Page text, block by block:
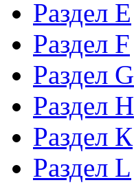
Раздел Е
Раздел F
Раздел G
Раздел H
Раздел К
Раздел L